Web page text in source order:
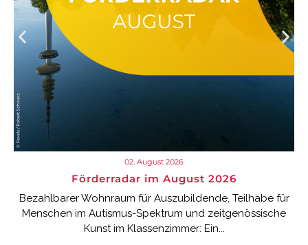
02. August 2026
Förderradar im August 2026
Bezahlbarer Wohnraum für Auszubildende, Teilhabe für
Menschen im Autismus-Spektrum und zeitgenössische
Kunst im Klassenzimmer: Ein...